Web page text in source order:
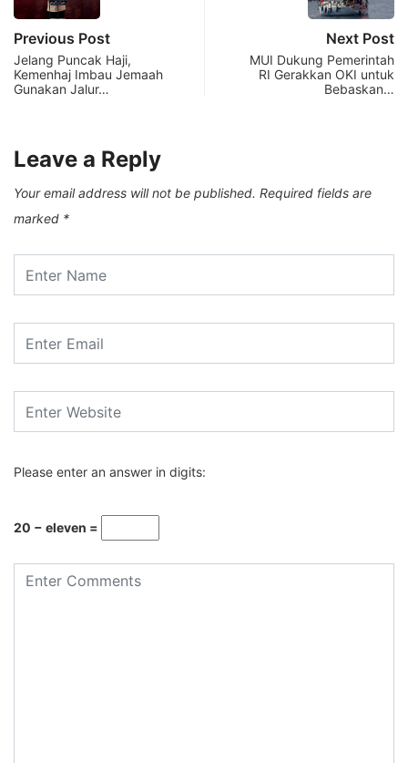
Previous Post
Jelang Puncak Haji,
Kemenhaj Imbau Jemaah
Gunakan Jalur…
Next Post
MUI Dukung Pemerintah
RI Gerakkan OKI untuk
Bebaskan…
Leave a Reply
Your email address will not be published. Required fields are
marked *
Please enter an answer in digits:
20 − eleven =